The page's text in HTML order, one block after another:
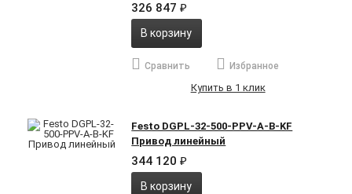
326 847₽
В корзину
Сравнить Избранное
Купить в 1 клик
Festo DGPL-32-500-PPV-A-B-KF
Привод линейный
344 120₽
В корзину